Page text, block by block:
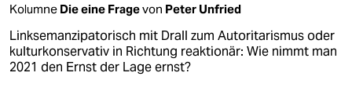
Kolumne Die eine Fragevon Peter Unfried
Linksemanzipatorisch mit Drall zum Autoritarismus oder
kulturkonservativ in Richtung reaktionär: Wie nimmt man
2021 den Ernst der Lage ernst?